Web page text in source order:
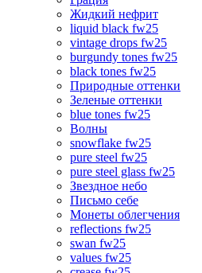
Жидкий нефрит
liquid black fw25
vintage drops fw25
burgundy tones fw25
black tones fw25
Природные оттенки
Зеленые оттенки
blue tones fw25
Волны
snowflake fw25
pure steel fw25
pure steel glass fw25
Звездное небо
Письмо себе
Монеты облегчения
reflections fw25
swan fw25
values fw25